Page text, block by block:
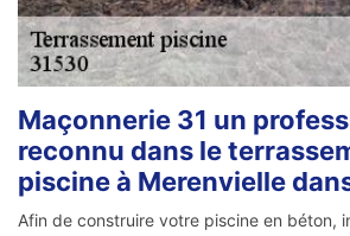
Maçonnerie 31 un
reconnu dans le
piscine à Merenvielle
Afin de construire votre piscine en béton,